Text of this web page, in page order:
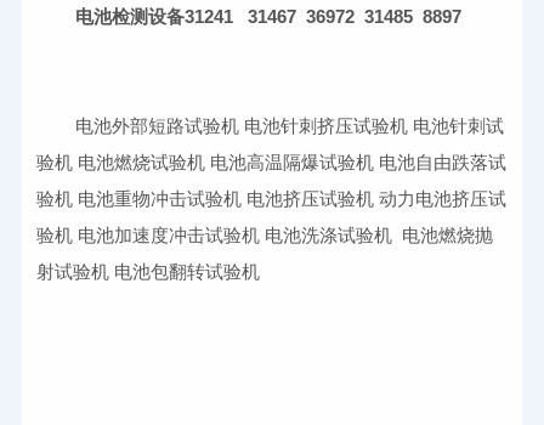
电池检测设备31241   31467  36972  31485  8897
电池外部短路试验机 电池针刺挤压试验机 电池针刺试
验机 电池燃烧试验机 电池高温隔爆试验机 电池自由跌落试
验机 电池重物冲击试验机 电池挤压试验机 动力电池挤压试
验机 电池加速度冲击试验机 电池洗涤试验机 电池燃烧抛
射试验机 电池包翻转试验机